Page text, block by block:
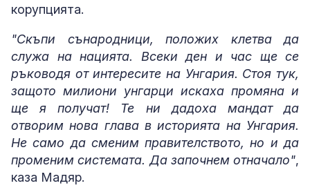
корупцията.
"Скъпи сънародници, положих клетва да
служа на нацията. Всеки ден и час ще се
ръководя от интересите на Унгария. Стоя тук,
защото милиони унгарци искаха промяна и
ще я получат! Те ни дадоха мандат да
отворим нова глава в историята на Унгария.
Не само да сменим правителството, но и да
променим системата. Да започнем отначало",
каза Мадяр.